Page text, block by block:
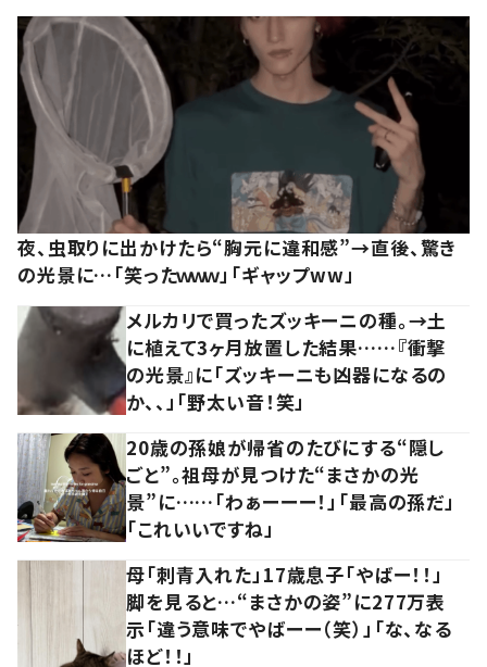
夜、虫取りに出かけたら“胸元に違和感”→直後、驚き
の光景に…「笑ったｗｗｗ」「ギャップww」
メルカリで買ったズッキーニの種。→土
に植えて3ヶ月放置した結果……『衝撃
の光景』に「ズッキーニも凶器になるの
か、、」「野太い音！笑」
20歳の孫娘が帰省のたびにする“隠し
ごと”。祖母が見つけた“まさかの光
景”に……「わぁーーー！」「最高の孫だ」
「これいいですね」
母「刺青入れた」17歳息子「やばー！！」
脚を見ると…“まさかの姿”に277万表
示「違う意味でやばーー（笑）」「な、なる
ほど！！」